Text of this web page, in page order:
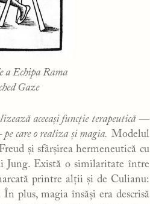
a Echipa Rama
Gaze
aceeași funcție terapeutică —
care o realiza și magia. Modelul
și sfârșirea hermeneutică cu
Jung. Există o similaritate între
printre alții și de Culianu:
În plus, magia însăși era descrisă